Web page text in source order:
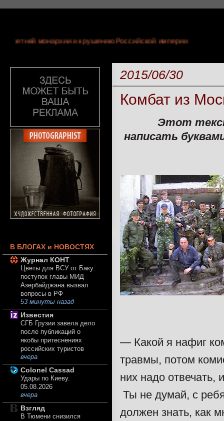
300-летней монархии и крушению Российской империи
2015/06/30
Комбат из
Этот
написать
— Какой я нафиг
травмы, потом
них надо отвечать,
Ты не думай, с
должен знать, как
В БЛОГАХ и НОВОСТЯХ
Журнал КОНТ
Цветы для ВСУ от Баку:
поступок главы МИД
Азербайджана вызвал
вопросы в РФ
53 минуты назад
Известия
СГБ Грузии завела дело
после публикаций о
якобы притеснениях
российских туристов
вчера
Colonel Cassad
Удары по Киеву.
05.08.2026
вчера
Взгляд
В Тюмени снизился